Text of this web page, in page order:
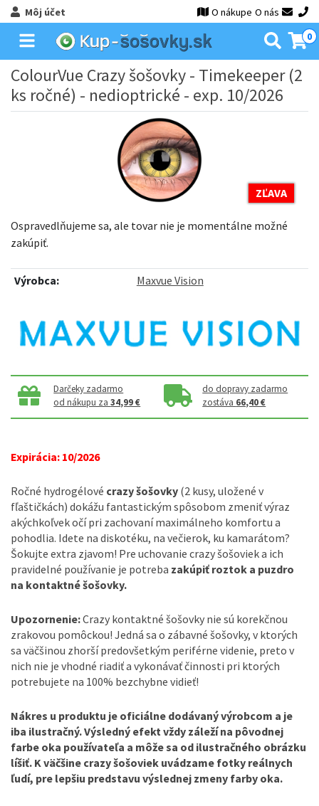
Môj účet O nákupe O nás
0
ColourVue Crazy šošovky - Timekeeper (2
ks ročné) - nedioptrické - exp. 10/2026
ZĽAVA
Ospravedlňujeme sa, ale tovar nie je momentálne možné
zakúpiť.
Výrobca: Maxvue Vision
Darčeky zadarmo
od nákupu za34,99 €
do dopravy zadarmo
zostáva 66,40 €
Expirácia: 10/2026
Ročné hydrogélové crazy šošovky (2 kusy, uložené v
fľaštičkách) dokážu fantastickým spôsobom zmeniť výraz
akýchkoľvek očí pri zachovaní maximálneho komfortu a
pohodlia. Idete na diskotéku, na večierok, ku kamarátom?
Šokujte extra zjavom! Pre uchovanie crazy šošoviek a ich
pravidelné používanie je potreba zakúpiť roztok a puzdro
na kontaktné šošovky.
Upozornenie:Crazy kontaktné šošovky nie sú korekčnou
zrakovou pomôckou! Jedná sa o zábavné šošovky, v ktorých
sa väčšinou zhorší predovšetkým periférne videnie, preto v
nich nie je vhodné riadiť a vykonávať činnosti pri ktorých
potrebujete na 100% bezchybne vidieť!
Nákres u produktu je oficiálne dodávaný výrobcom a je
iba ilustračný. Výsledný efekt vždy záleží na pôvodnej
farbe oka používateľa a môže sa od ilustračného obrázku
líšiť. K väčšine crazy šošoviek uvádzame fotky reálnych
ľudí, pre lepšiu predstavu výslednej zmeny farby oka.